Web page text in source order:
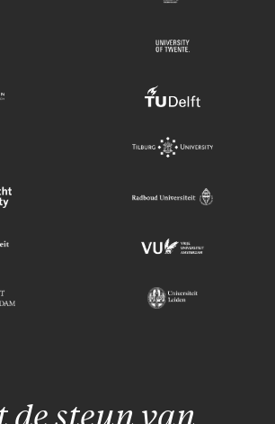
de steun van